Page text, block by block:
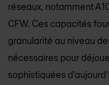
réseaux, notamment
CFW. Ces capacités
granularité au niveau
nécessaires pour
sophistiquées